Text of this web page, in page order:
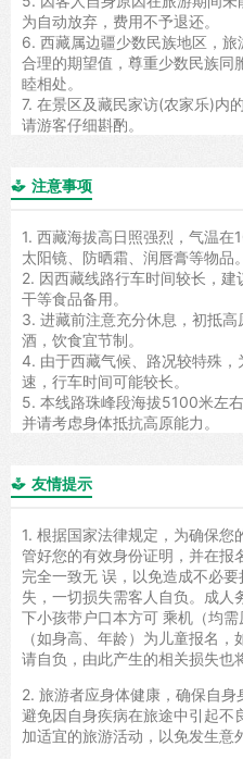
为自动放弃，费用不予退还。
6. 西藏属边疆少数民族地区，
合理的期望值，尊重少数民族同
睦相处。
7. 在景区及藏民家访(农家乐)内
请游客仔细斟酌。
 注意事项
1. 西藏海拔高日照强烈，气温
太阳镜、防晒霜、润唇膏等物品
2. 因西藏线路行车时间较长，
干等食品备用。
3. 进藏前注意充分休息，初抵
酒，饮食宜节制。
4. 由于西藏气候、路况较特殊
速，行车时间可能较长。
5. 本线路珠峰段海拔5100米左
并请考虑身体抵抗高原能力。
 友情提示
1. 根据国家法律规定，为确保
管好您的有效身份证明，并在报
完全一致无 误，以免造成不必
失，一切损失需客人自负。成人
下小孩带户口本方可 乘机（均
（如身高、年龄）为儿童报名
请自负，由此产生的相关损失也
2. 旅游者应身体健康，确保自身
避免因自身疾病在旅途中引起不
加适宜的旅游活动，以免发生意